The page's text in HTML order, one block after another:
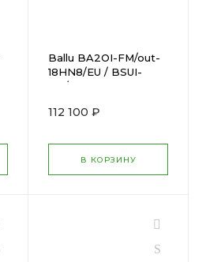
Ballu BA2OI-FM/out-
18HN8/EU / BSUI-
FM/in-
112 100 ₽
В КОРЗИНУ